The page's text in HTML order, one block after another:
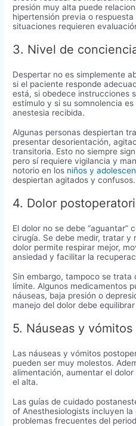
presión muy alta puede
hipertensión previa o
situaciones requieren
3. Nivel de
Despertar no es simplemente
si el paciente responde
está, si obedece instrucciones
estímulo y si su somnolencia
anestesia recibida.
Algunas personas despiertan
presentar desorientación,
transitoria. Esto no siempre
pero sí requiere vigilancia y
notorio en los niños y
despiertan agitados y confusos.
4. Dolor
El dolor no se debe “aguantar”
cirugía. Se debe medir, tratar y
dolor permite respirar mejor,
ansiedad y facilitar la
Sin embargo, tampoco se trata
límite. Algunos medicamentos
náuseas, baja presión o
manejo del dolor debe
5. Náuseas y vómitos
Las náuseas y vómitos
pueden ser muy molestos.
alimentación, aumentar el
el alta.
Las guías de cuidado
of Anesthesiologists incluyen
problemas frecuentes del